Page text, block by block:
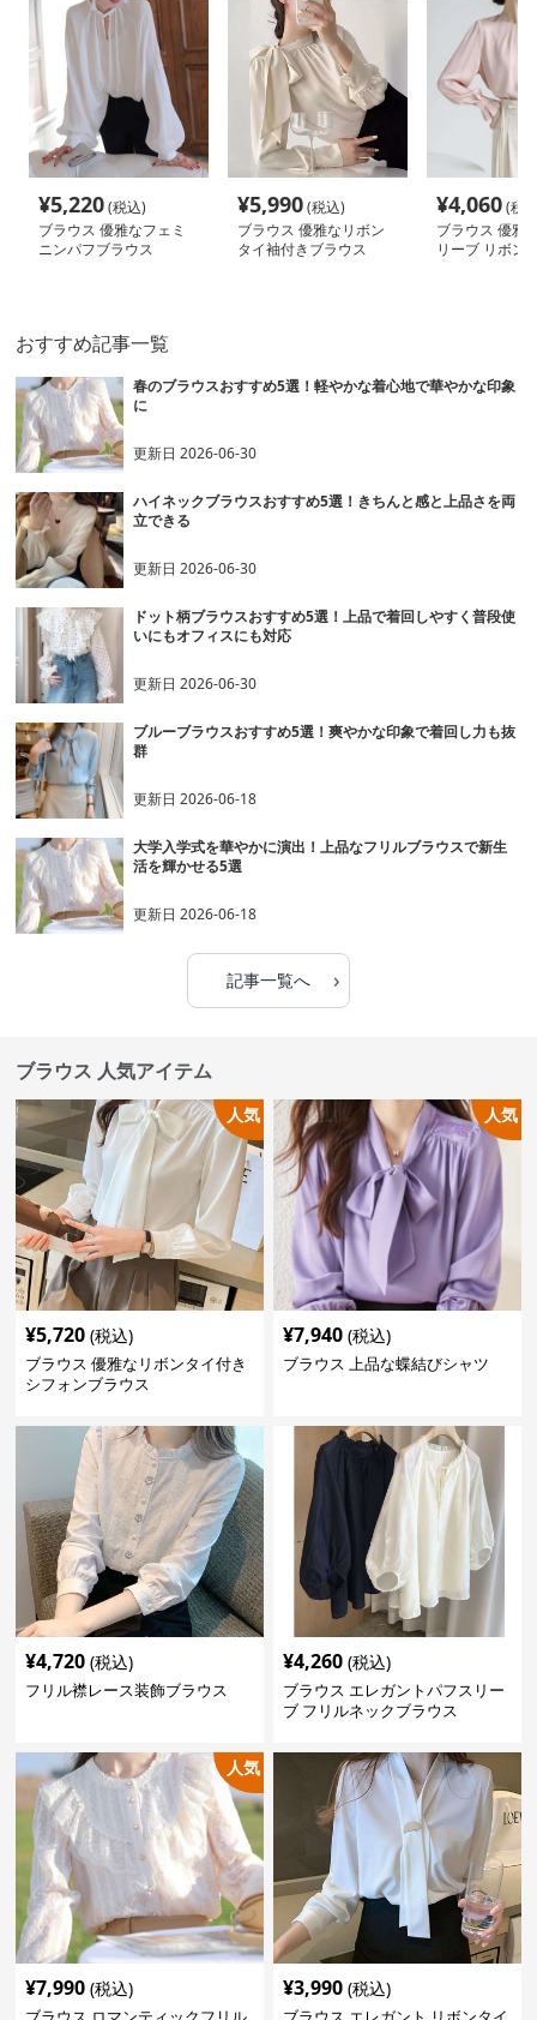
¥5,220(税込)
ブラウス 優雅なフェミ
ニンパフブラウス
¥5,990(税込)
ブラウス 優雅なリボン
タイ袖付きブラウス
¥4,060(税
ブラウス 優雅
リーブ リボン
おすすめ記事一覧
春のブラウスおすすめ5選！軽やかな着心地で華やかな印象
に
更新日2026-06-30
ハイネックブラウスおすすめ5選！きちんと感と上品さを両
立できる
更新日2026-06-30
ドット柄ブラウスおすすめ5選！上品で着回しやすく普段使
いにもオフィスにも対応
更新日2026-06-30
ブルーブラウスおすすめ5選！爽やかな印象で着回し力も抜
群
更新日2026-06-18
大学入学式を華やかに演出！上品なフリルブラウスで新生
活を輝かせる5選
更新日2026-06-18
記事一覧へ ›
ブラウス 人気アイテム
人気
¥5,720 (税込)
ブラウス 優雅なリボンタイ付き
シフォンブラウス
人気
¥7,940 (税込)
ブラウス 上品な蝶結びシャツ
¥4,720 (税込)
フリル襟レース装飾ブラウス
¥4,260 (税込)
ブラウス エレガントパフスリー
ブ フリルネックブラウス
人気
¥7,990 (税込) ¥3,990 (税込)